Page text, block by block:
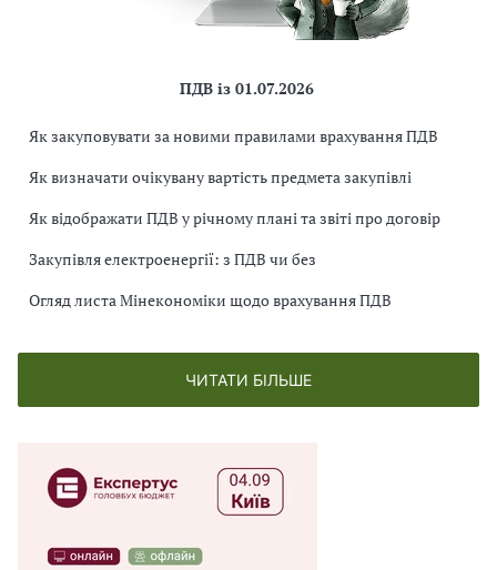
ПДВ із 01.07.2026
Як закуповувати за новими правилами врахування ПДВ
Як визначати очікувану вартість предмета закупівлі
Як відображати ПДВ у річному плані та звіті про договір
Закупівля електроенергії: з ПДВ чи без
Огляд листа Мінекономіки щодо врахування ПДВ
ЧИТАТИ БІЛЬШЕ